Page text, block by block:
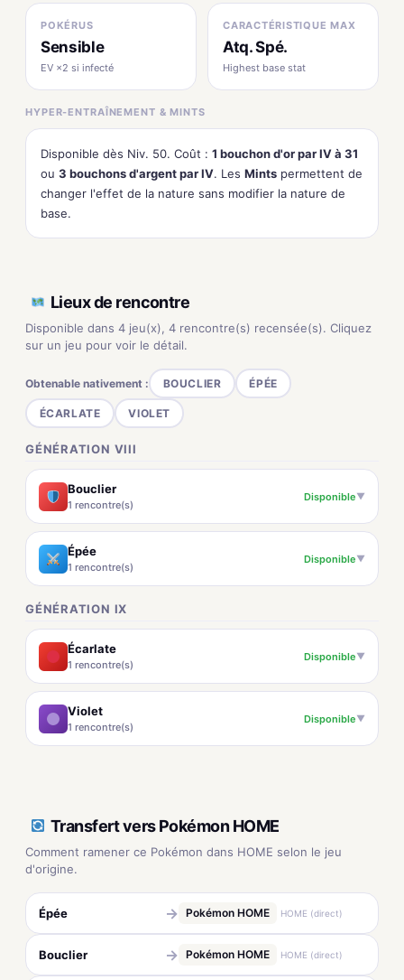
POKÉRUS
Sensible
EV ×2 si infecté
CARACTÉRISTIQUE MAX
Atq. Spé.
Highest base stat
HYPER-ENTRAÎNEMENT & MINTS
Disponible dès Niv. 50. Coût : 1 bouchon d'or par IV à 31
ou 3 bouchons d'argent par IV. Les Mints permettent de
changer l'effet de la nature sans modifier la nature de
base.
Lieux de rencontre
Disponible dans 4 jeu(x), 4 rencontre(s) recensée(s). Cliquez
sur un jeu pour voir le détail.
Obtenable nativement : BOUCLIER ÉPÉE
ÉCARLATE VIOLET
GÉNÉRATION VIII
Bouclier
1 rencontre(s)
Disponible▼
Épée
1 rencontre(s)
Disponible▼
GÉNÉRATION IX
Écarlate
1 rencontre(s)
Disponible▼
Violet
1 rencontre(s)
Disponible▼
Transfert vers Pokémon HOME
Comment ramener ce Pokémon dans HOME selon le jeu
d'origine.
Épée → Pokémon HOME HOME (direct)
Bouclier → Pokémon HOME HOME (direct)